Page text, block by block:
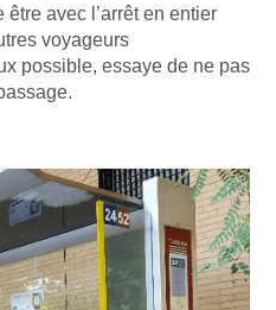
avec l’arrêt en entier
voyageurs
possible, essaye de ne pas